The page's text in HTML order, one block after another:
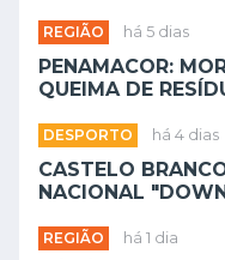
REGIÃO há 5 dias
PENAMACOR:
QUEIMA DE
DESPORTO há 4 dias
CASTELO
NACIONAL
REGIÃO há 1 dia